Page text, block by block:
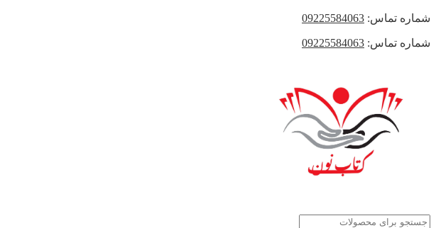
شماره تماس: 09225584063
شماره تماس: 09225584063